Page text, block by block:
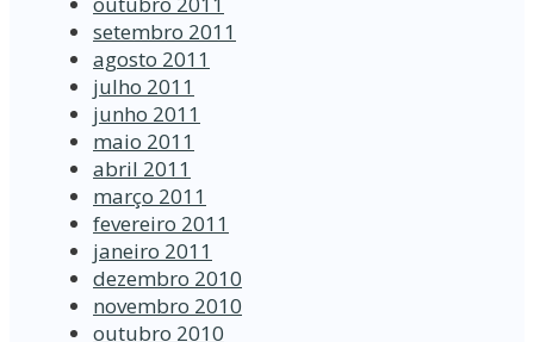
setembro 2011
agosto 2011
julho 2011
junho 2011
maio 2011
abril 2011
março 2011
fevereiro 2011
janeiro 2011
dezembro 2010
novembro 2010
outubro 2010